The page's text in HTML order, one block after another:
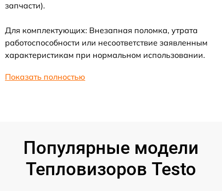
запчасти).
Для комплектующих: Внезапная поломка, утрата
работоспособности или несоответствие заявленным
характеристикам при нормальном использовании.
Показать полностью
Популярные модели
Тепловизоров Testo